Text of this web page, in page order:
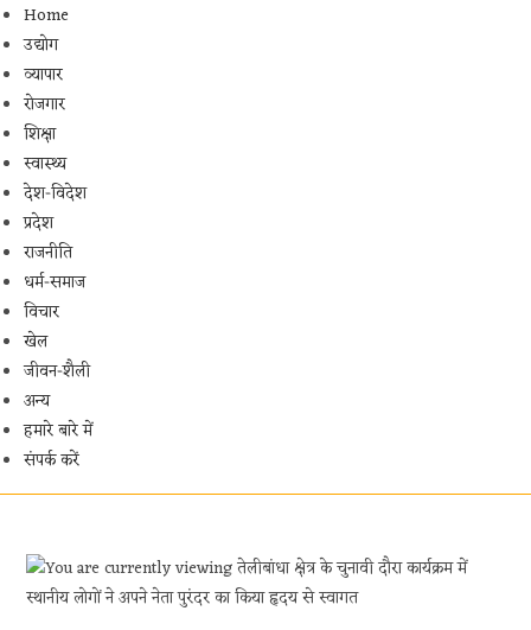
Home
उद्योग
व्यापार
रोजगार
शिक्षा
स्वास्थ्य
देश-विदेश
प्रदेश
राजनीति
धर्म-समाज
विचार
खेल
जीवन-शैली
अन्य
हमारे बारे में
संपर्क करें